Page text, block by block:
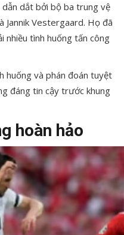
dắt bởi bộ ba trung vệ
Jannik Vestergaard. Họ đã
nhiều tình huống tấn công
huống và phán đoán tuyệt
đáng tin cậy trước khung
hoàn hảo